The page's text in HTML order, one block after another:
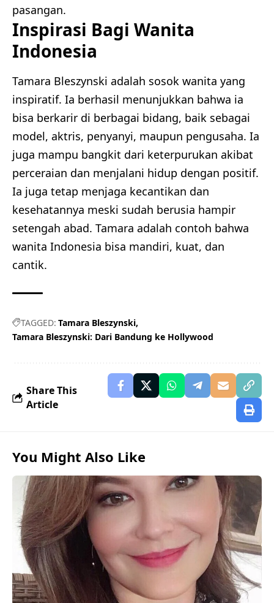
pasangan.
Inspirasi Bagi Wanita
Indonesia
Tamara Bleszynski adalah sosok wanita yang
inspiratif. Ia berhasil menunjukkan bahwa ia
bisa berkarir di berbagai bidang, baik sebagai
model, aktris, penyanyi, maupun pengusaha. Ia
juga mampu bangkit dari keterpurukan akibat
perceraian dan menjalani hidup dengan positif.
Ia juga tetap menjaga kecantikan dan
kesehatannya meski sudah berusia hampir
setengah abad. Tamara adalah contoh bahwa
wanita Indonesia bisa mandiri, kuat, dan
cantik.
TAGGED: Tamara Bleszynski
Tamara Bleszynski: Dari Bandung ke Hollywood
Share This
Article
You Might Also Like